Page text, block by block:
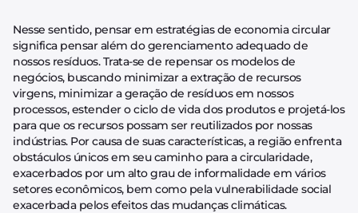
Nesse sentido, pensar em estratégias de economia circular
significa pensar além do gerenciamento adequado de
nossos resíduos. Trata-se de repensar os modelos de
negócios, buscando minimizar a extração de recursos
virgens, minimizar a geração de resíduos em nossos
processos, estender o ciclo de vida dos produtos e projetá-los
para que os recursos possam ser reutilizados por nossas
indústrias. Por causa de suas características, a região enfrenta
obstáculos únicos em seu caminho para a circularidade,
exacerbados por um alto grau de informalidade em vários
setores econômicos, bem como pela vulnerabilidade social
exacerbada pelos efeitos das mudanças climáticas.